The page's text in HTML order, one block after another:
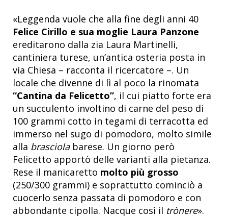
«Leggenda vuole che alla fine degli anni 40
Felice Cirillo e sua moglie Laura Panzone
ereditarono dalla zia Laura Martinelli,
cantiniera turese, un’antica osteria posta in
via Chiesa – racconta il ricercatore –. Un
locale che divenne di lì al poco la rinomata
“Cantina da Felicetto”, il cui piatto forte era
un succulento involtino di carne del peso di
100 grammi cotto in tegami di terracotta ed
immerso nel sugo di pomodoro, molto simile
alla brasciolabarese. Un giorno però
Felicetto apportò delle varianti alla pietanza.
Rese il manicaretto molto più grosso
(250/300 grammi) e soprattutto cominciò a
cuocerlo senza passata di pomodoro e con
abbondante cipolla. Nacque così il trònere».